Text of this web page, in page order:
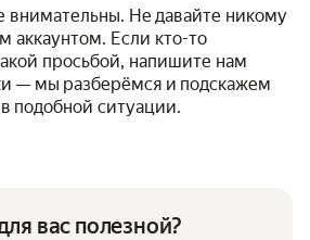
внимательны. Не давайте никому
аккаунтом. Если кто-то
просьбой, напишите нам
— мы разберёмся и подскажем
подобной ситуации.
вас полезной?